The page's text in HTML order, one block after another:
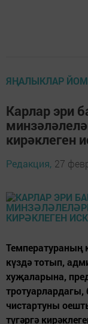
ЯҢАЛЫКЛАР
Карлар эри
кирәклеген
Редакция, 27
Температураның
күздә тотып,
хуҗаларына,
чистартуны
түгәргә